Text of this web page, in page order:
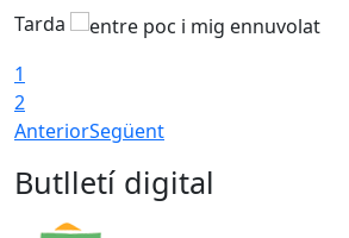
Tarda
1
2
AnteriorSegüent
Butlletí digital